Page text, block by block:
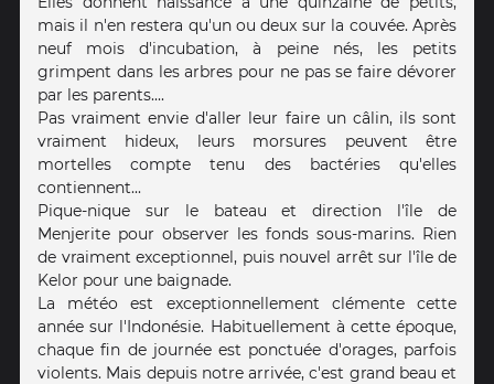
mais il n'en restera qu'un ou deux sur la couvée. Après
neuf mois d'incubation, à peine nés, les petits
grimpent dans les arbres pour ne pas se faire dévorer
par les parents....
Pas vraiment envie d'aller leur faire un câlin, ils sont
vraiment hideux, leurs morsures peuvent être
mortelles compte tenu des bactéries qu'elles
contiennent...
Pique-nique sur le bateau et direction l'île de
Menjerite pour observer les fonds sous-marins. Rien
de vraiment exceptionnel, puis nouvel arrêt sur l'île de
Kelor pour une baignade.
La météo est exceptionnellement clémente cette
année sur l'Indonésie. Habituellement à cette époque,
chaque fin de journée est ponctuée d'orages, parfois
violents. Mais depuis notre arrivée, c'est grand beau et